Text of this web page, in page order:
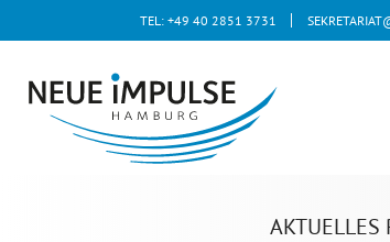
TEL: +49 40 2851 3731
AKTUELLES